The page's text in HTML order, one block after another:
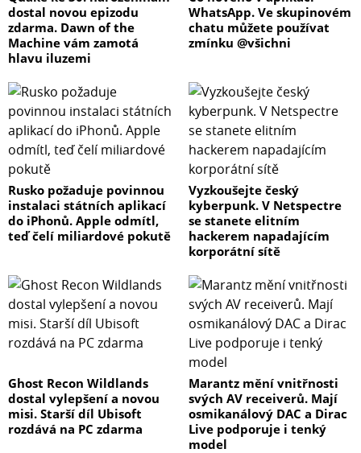
dostal novou epizodu
zdarma. Dawn of the
Machine vám zamotá
hlavu iluzemi
WhatsApp. Ve skupinovém
chatu můžete používat
zmínku @všichni
Rusko požaduje povinnou
instalaci státních aplikací
do iPhonů. Apple odmítl,
teď čelí miliardové pokutě
Vyzkoušejte český
kyberpunk. V Netspectre
se stanete elitním
hackerem napadajícím
korporátní sítě
Ghost Recon Wildlands
dostal vylepšení a novou
misi. Starší díl Ubisoft
rozdává na PC zdarma
Marantz mění vnitřnosti
svých AV receiverů. Mají
osmikanálový DAC a Dirac
Live podporuje i tenký
model